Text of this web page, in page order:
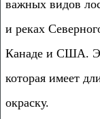
важных видов
и реках
Канаде и США.
которая имеет
окраску.